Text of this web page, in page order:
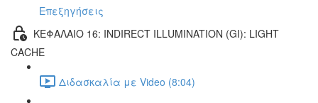
Επεξηγήσεις
ΚΕΦΑΛΑΙΟ 16: INDIRECT ILLUMINATION (GI): LIGHT
CACHE
Διδασκαλία με Video (8:04)